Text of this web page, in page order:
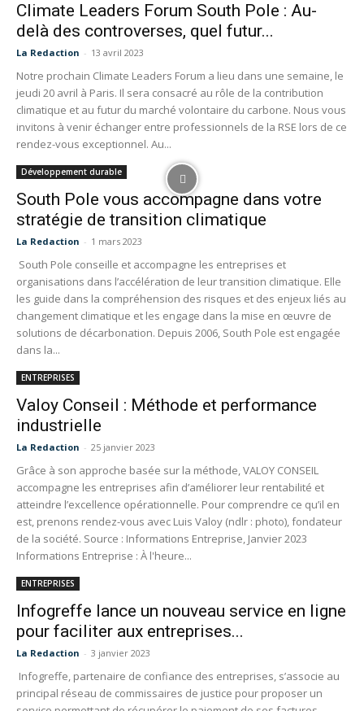
Climate Leaders Forum South Pole : Au-
delà des controverses, quel futur...
La Redaction - 13 avril 2023
Notre prochain Climate Leaders Forum a lieu dans une semaine, le
jeudi 20 avril à Paris. Il sera consacré au rôle de la contribution
climatique et au futur du marché volontaire du carbone. Nous vous
invitons à venir échanger entre professionnels de la RSE lors de ce
rendez-vous exceptionnel. Au...
Développement durable
South Pole vous accompagne dans votre
stratégie de transition climatique
La Redaction - 1 mars 2023
South Pole conseille et accompagne les entreprises et
organisations dans l’accélération de leur transition climatique. Elle
les guide dans la compréhension des risques et des enjeux liés au
changement climatique et les engage dans la mise en œuvre de
solutions de décarbonation. Depuis 2006, South Pole est engagée
dans la...
ENTREPRISES
Valoy Conseil : Méthode et performance
industrielle
La Redaction - 25 janvier 2023
Grâce à son approche basée sur la méthode, VALOY CONSEIL
accompagne les entreprises afin d’améliorer leur rentabilité et
atteindre l’excellence opérationnelle. Pour comprendre ce qu’il en
est, prenons rendez-vous avec Luis Valoy (ndlr : photo), fondateur
de la société. Source : Informations Entreprise, Janvier 2023
Informations Entreprise : À l'heure...
ENTREPRISES
Infogreffe lance un nouveau service en ligne
pour faciliter aux entreprises...
La Redaction - 3 janvier 2023
Infogreffe, partenaire de confiance des entreprises, s’associe au
principal réseau de commissaires de justice pour proposer un